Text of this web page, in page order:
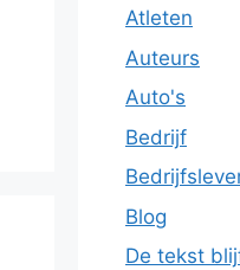
Atleten
Auteurs
Auto's
Bedrijf
Blog
De tekst